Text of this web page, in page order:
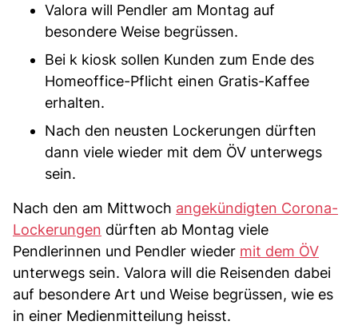
Valora will Pendler am Montag auf
besondere Weise begrüssen.
Bei k kiosk sollen Kunden zum Ende des
Homeoffice-Pflicht einen Gratis-Kaffee
erhalten.
Nach den neusten Lockerungen dürften
dann viele wieder mit dem ÖV unterwegs
sein.
Nach den am Mittwoch angekündigten Corona-
Lockerungen dürften ab Montag viele
Pendlerinnen und Pendler wieder mit dem ÖV
unterwegs sein. Valora will die Reisenden dabei
auf besondere Art und Weise begrüssen, wie es
in einer Medienmitteilung heisst.